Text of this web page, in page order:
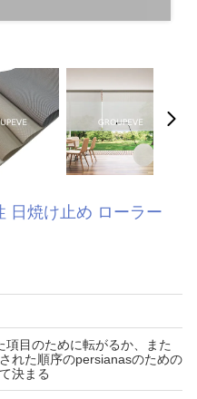
日焼け止め ローラー
項目のために転がるか、また
れた順序のpersianasのための
決まる